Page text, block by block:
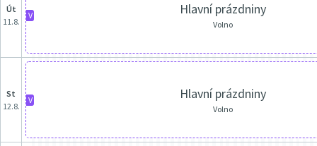
út
11.8.
V Hlavní prázdniny
Volno
st
12.8.
V Hlavní prázdniny
Volno